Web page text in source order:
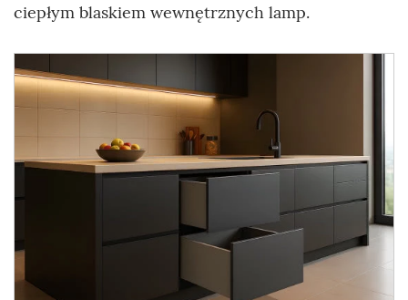
ciepłym blaskiem wewnętrznych lamp.